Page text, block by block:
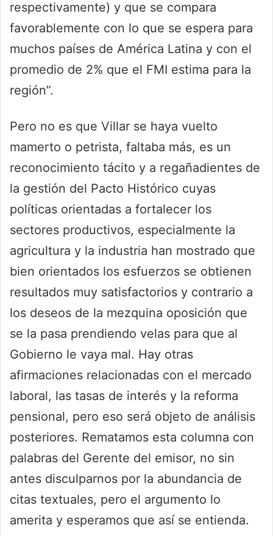
respectivamente) y que se compara
favorablemente con lo que se espera para
muchos países de América Latina y con el
promedio de 2% que el FMI estima para la
región”.
Pero no es que Villar se haya vuelto
mamerto o petrista, faltaba más, es un
reconocimiento tácito y a regañadientes de
la gestión del Pacto Histórico cuyas
políticas orientadas a fortalecer los
sectores productivos, especialmente la
agricultura y la industria han mostrado que
bien orientados los esfuerzos se obtienen
resultados muy satisfactorios y contrario a
los deseos de la mezquina oposición que
se la pasa prendiendo velas para que al
Gobierno le vaya mal. Hay otras
afirmaciones relacionadas con el mercado
laboral, las tasas de interés y la reforma
pensional, pero eso será objeto de análisis
posteriores. Rematamos esta columna con
palabras del Gerente del emisor, no sin
antes disculparnos por la abundancia de
citas textuales, pero el argumento lo
amerita y esperamos que así se entienda.